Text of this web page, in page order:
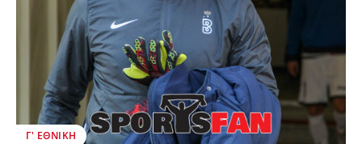
Γ' ΕΘΝΙΚΉ